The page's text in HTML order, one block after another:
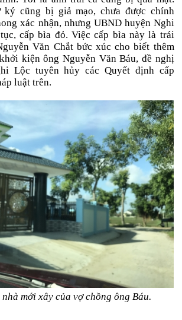
ký cũng bị giả mạo, chưa được chính
xác nhận, nhưng UBND huyện Nghi
cấp bìa đỏ. Việc cấp bìa này là trái
Văn Chắt bức xúc cho biết thêm
kiện ông Nguyễn Văn Báu, đề nghị
Lộc tuyên hủy các Quyết định cấp
luật trên.
mới xây của vợ chồng ông Báu.